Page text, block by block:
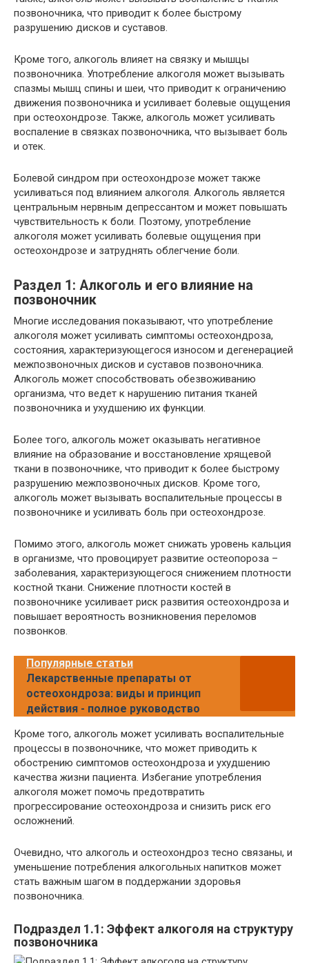
позвоночника, что приводит к более быстрому
разрушению дисков и суставов.
Кроме того, алкоголь влияет на связку и мышцы
позвоночника. Употребление алкоголя может вызывать
спазмы мышц спины и шеи, что приводит к ограничению
движения позвоночника и усиливает болевые ощущения
при остеохондрозе. Также, алкоголь может усиливать
воспаление в связках позвоночника, что вызывает боль
и отек.
Болевой синдром при остеохондрозе может также
усиливаться под влиянием алкоголя. Алкоголь является
центральным нервным депрессантом и может повышать
чувствительность к боли. Поэтому, употребление
алкоголя может усиливать болевые ощущения при
остеохондрозе и затруднять облегчение боли.
Раздел 1: Алкоголь и его влияние на
позвоночник
Многие исследования показывают, что употребление
алкоголя может усиливать симптомы остеохондроза,
состояния, характеризующегося износом и дегенерацией
межпозвоночных дисков и суставов позвоночника.
Алкоголь может способствовать обезвоживанию
организма, что ведет к нарушению питания тканей
позвоночника и ухудшению их функции.
Более того, алкоголь может оказывать негативное
влияние на образование и восстановление хрящевой
ткани в позвоночнике, что приводит к более быстрому
разрушению межпозвоночных дисков. Кроме того,
алкоголь может вызывать воспалительные процессы в
позвоночнике и усиливать боль при остеохондрозе.
Помимо этого, алкоголь может снижать уровень кальция
в организме, что провоцирует развитие остеопороза –
заболевания, характеризующегося снижением плотности
костной ткани. Снижение плотности костей в
позвоночнике усиливает риск развития остеохондроза и
повышает вероятность возникновения переломов
позвонков.
Популярные статьи
Лекарственные препараты от
остеохондроза: виды и принцип
действия - полное руководство
Кроме того, алкоголь может усиливать воспалительные
процессы в позвоночнике, что может приводить к
обострению симптомов остеохондроза и ухудшению
качества жизни пациента. Избегание употребления
алкоголя может помочь предотвратить
прогрессирование остеохондроза и снизить риск его
осложнений.
Очевидно, что алкоголь и остеохондроз тесно связаны, и
уменьшение потребления алкогольных напитков может
стать важным шагом в поддержании здоровья
позвоночника.
Подраздел 1.1: Эффект алкоголя на структуру
позвоночника